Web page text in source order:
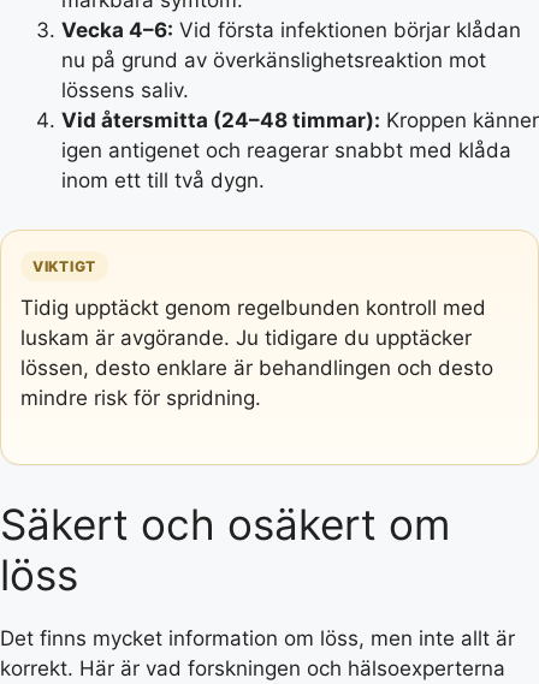
Vecka 4–6: Vid första infektionen börjar klådan
nu på grund av överkänslighetsreaktion mot
lössens saliv.
Vid återsmitta (24–48 timmar): Kroppen känner
igen antigenet och reagerar snabbt med klåda
inom ett till två dygn.
VIKTIGT
Tidig upptäckt genom regelbunden kontroll med
luskam är avgörande. Ju tidigare du upptäcker
lössen, desto enklare är behandlingen och desto
mindre risk för spridning.
Säkert och osäkert om
löss
Det finns mycket information om löss, men inte allt är
korrekt. Här är vad forskningen och hälsoexperterna